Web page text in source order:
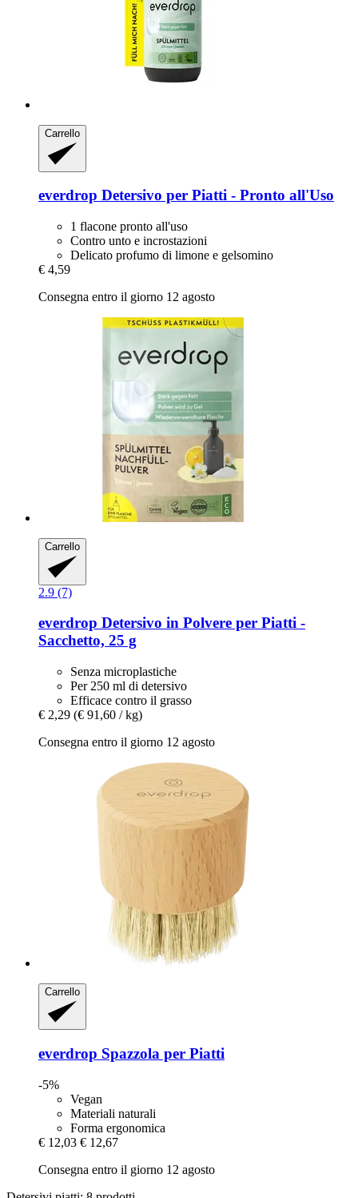
Carrello
everdrop Detersivo per Piatti -​ Pronto all'Uso
1 flacone pronto all'uso
Contro unto e incrostazioni
Delicato profumo di limone e gelsomino
€ 4,59
Consegna entro il giorno 12 agosto
Carrello
2.9 (7)
everdrop Detersivo in Polvere per Piatti -​
Sacchetto, 25 g
Senza microplastiche
Per 250 ml di detersivo
Efficace contro il grasso
€ 2,29 (€ 91,60 / kg)
Consegna entro il giorno 12 agosto
Carrello
everdrop Spazzola per Piatti
-5%
Vegan
Materiali naturali
Forma ergonomica
€ 12,03 € 12,67
Consegna entro il giorno 12 agosto